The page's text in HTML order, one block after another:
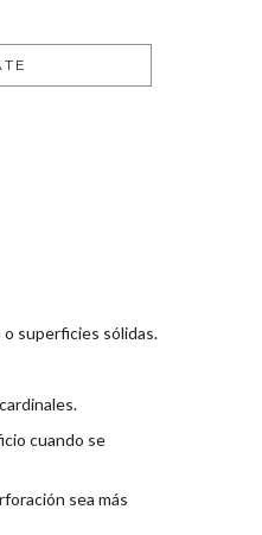
superficies sólidas.
cuando se
sea más